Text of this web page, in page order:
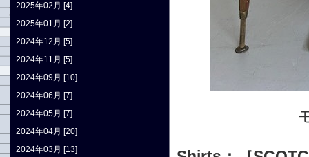
2025年02月 [4]
2025年01月 [2]
2024年12月 [5]
2024年11月 [5]
2024年09月 [10]
2024年06月 [7]
2024年05月 [7]
2024年04月 [20]
2024年03月 [13]